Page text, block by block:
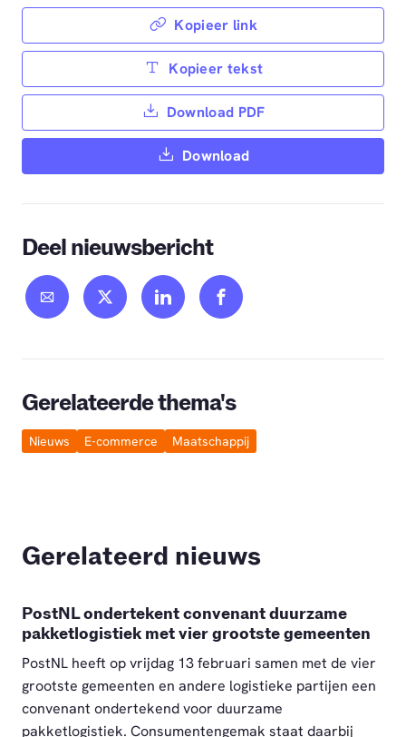
Kopieer link
Kopieer tekst
Download PDF
Download
Deel nieuwsbericht
Gerelateerde thema's
Nieuws E-commerce Maatschappij
Gerelateerd nieuws
PostNL ondertekent convenant duurzame
pakketlogistiek met vier grootste gemeenten
PostNL heeft op vrijdag 13 februari samen met de vier
grootste gemeenten en andere logistieke partijen een
convenant ondertekend voor duurzame
pakketlogistiek. Consumentengemak staat daarbij